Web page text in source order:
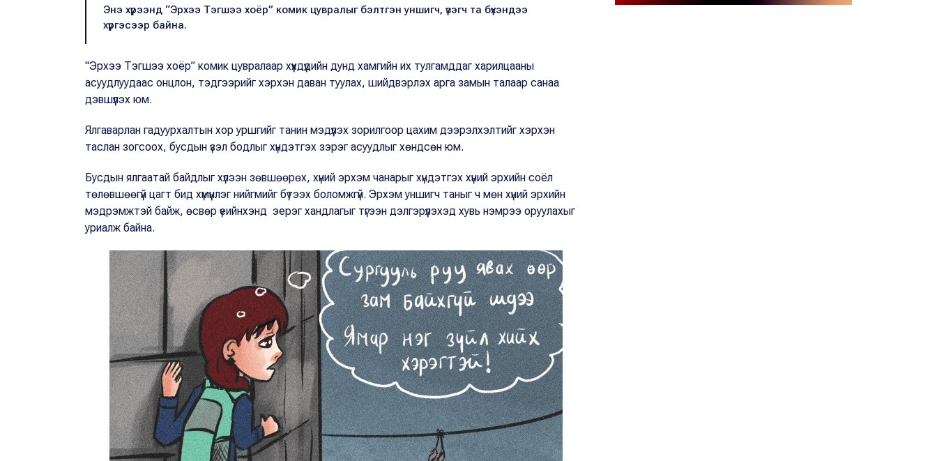
Энэ хүрээнд “Эрхээ Тэгшээ хоёр” комик цувралыг бэлтгэн уншигч, үзэгч та бүхэндээ
хүргэсээр байна.
"Эрхээ Тэгшээ хоёр” комик цувралаар хүүхдүүдийн дунд хамгийн их тулгамддаг харилцааны
асуудлуудаас онцлон, тэдгээрийг хэрхэн даван туулах, шийдвэрлэх арга замын талаар санаа
дэвшүүлэх юм.
Ялгаварлан гадуурхалтын хор уршгийг танин мэдүүлэх зорилгоор цахим дээрэлхэлтийг хэрхэн
таслан зогсоох, бусдын үзэл бодлыг хүндэтгэх зэрэг асуудлыг хөндсөн юм.
Бусдын ялгаатай байдлыг хүлээн зөвшөөрөх, хүний эрхэм чанарыг хүндэтгэх хүний эрхийн соёл
төлөвшөөгүй цагт бид хүмүүнлэг нийгмийг бүтээх боломжгүй. Эрхэм уншигч таныг ч мөн хүний эрхийн
мэдрэмжтэй байж, өсвөр үеийнхэнд эерэг хандлагыг түгээн дэлгэрүүлэхэд хувь нэмрээ оруулахыг
уриалж байна.‍‍